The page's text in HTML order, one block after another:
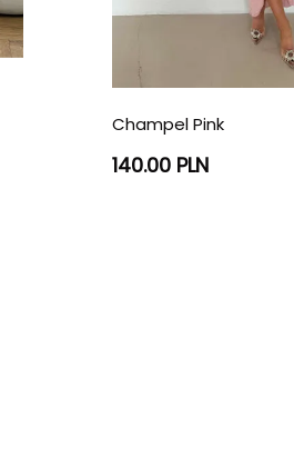
Champel Pink
140.00 PLN